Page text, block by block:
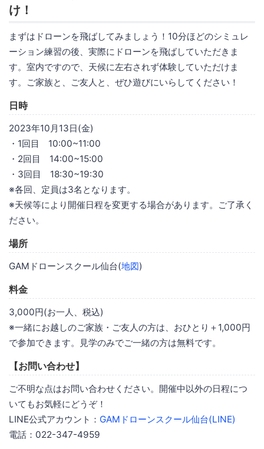
け！
まずはドローンを飛ばしてみましょう！10分ほどのシミュレ
ーション練習の後、実際にドローンを飛ばしていただきま
す。室内ですので、天候に左右されず体験していただけま
す。ご家族と、ご友人と、ぜひ遊びにいらしてください！
日時
2023年10月13日(金)
・1回目 10:00~11:00
・2回目 14:00~15:00
・3回目 18:30~19:30
※各回、定員は3名となります。
※天候等により開催日程を変更する場合があります。ご了承く
ださい。
場所
GAMドローンスクール仙台(地図)
料金
3,000円(お一人、税込)
※一緒にお越しのご家族・ご友人の方は、おひとり＋1,000円
で参加できます。見学のみでご一緒の方は無料です。
【お問い合わせ】
ご不明な点はお問い合わせください。開催中以外の日程につ
いてもお気軽にどうぞ！
LINE公式アカウント： GAMドローンスクール仙台(LINE)
電話：022-347-4959